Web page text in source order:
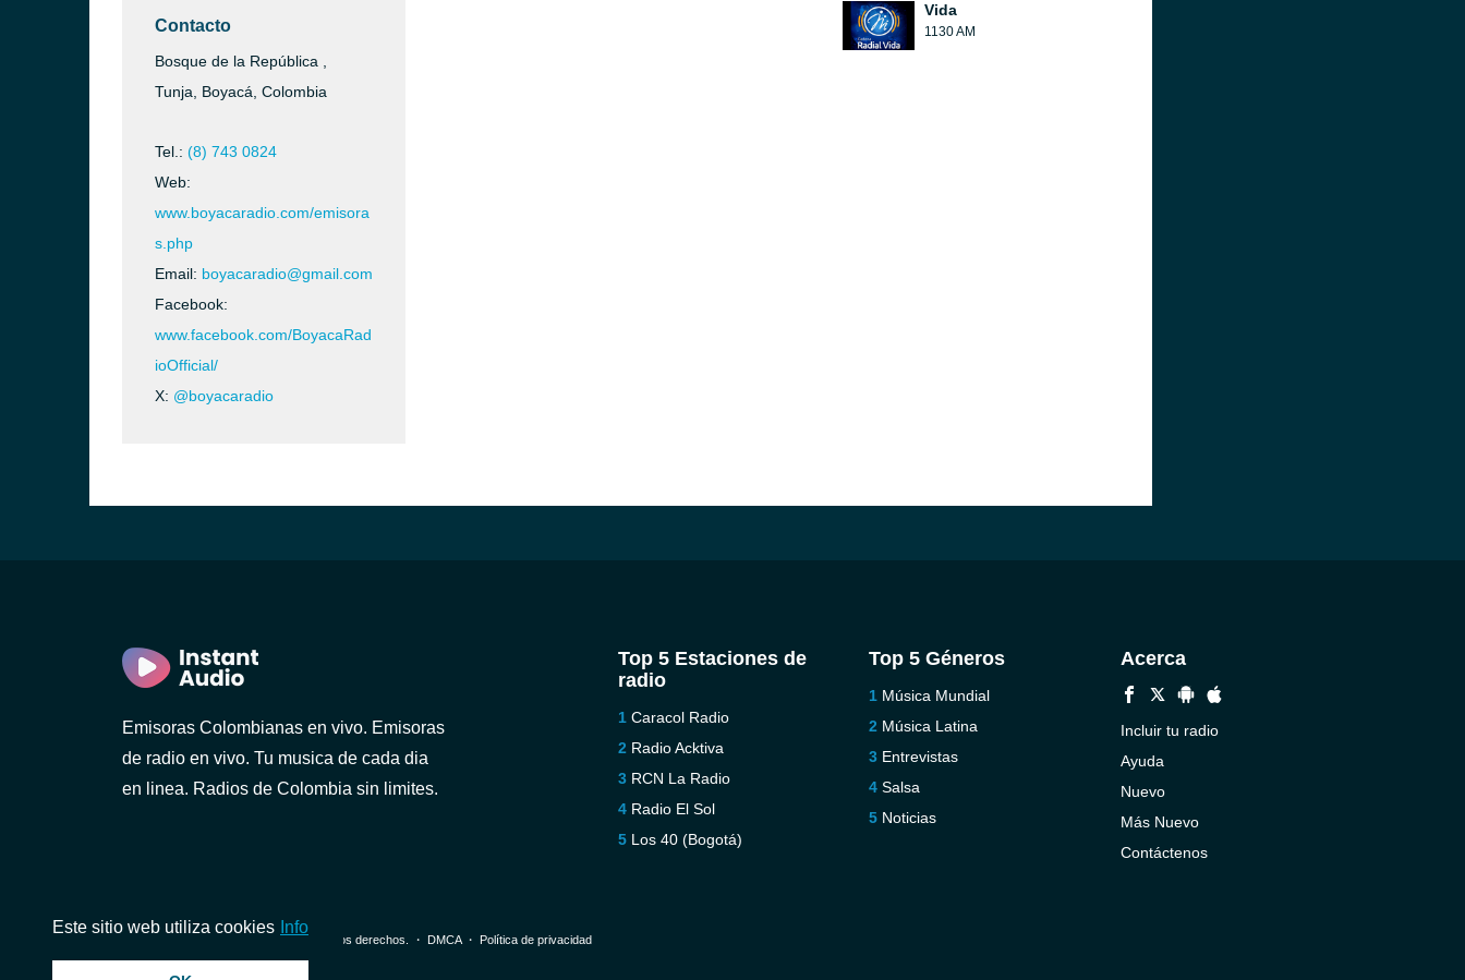
Contacto
Bosque de la República ,
Tunja, Boyacá, Colombia
Tel.: (8) 743 0824
Web:
www.boyacaradio.com/emisora
s.php
Email: boyacaradio@gmail.com
Facebook:
www.facebook.com/BoyacaRad
ioOfficial/
X: @boyacaradio
Vida
1130 AM
Emisoras Colombianas en vivo. Emisoras
de radio en vivo. Tu musica de cada dia
en linea. Radios de Colombia sin limites.
Top 5 Estaciones de
radio
Caracol Radio
Radio Acktiva
RCN La Radio
Radio El Sol
Los 40 (Bogotá)
Top 5 Géneros
Música Mundial
Música Latina
Entrevistas
Salsa
Noticias
Acerca
Incluir tu radio
Ayuda
Nuevo
Más Nuevo
Contáctenos
© 2026 InstantAudio. Reservados todos los derechos. ・ DMCA・ Política de privacidad
Este sitio web utiliza cookies Info